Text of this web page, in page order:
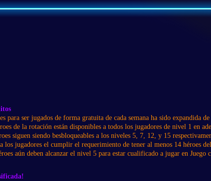
para ser jugados de forma gratuita de cada semana ha sido expandida
de la rotación están disponibles a todos los jugadores de nivel 1 en
siguen siendo besbloqueables a los niveles 5, 7, 12, y 15
los jugadores el cumplir el requerimiento de tener al menos 14 héroes
aún deben alcanzar el nivel 5 para estar cualificado a jugar en Juego